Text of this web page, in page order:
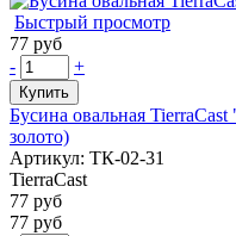
Быстрый просмотр
77 руб
-
+
Купить
Бусина овальная
золото)
Артикул: ТК-02-31
TierraCast
77 руб
77 руб